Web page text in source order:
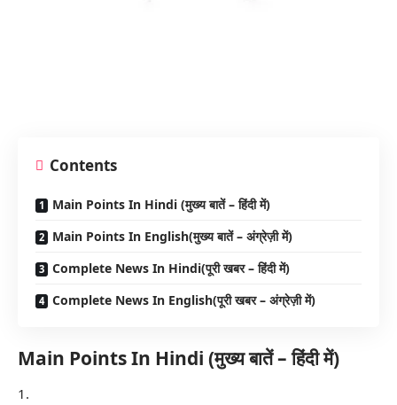
Contents
Main Points In Hindi (मुख्य बातें – हिंदी में)
Main Points In English(मुख्य बातें – अंग्रेज़ी में)
Complete News In Hindi(पूरी खबर – हिंदी में)
Complete News In English(पूरी खबर – अंग्रेज़ी में)
Main Points In Hindi (मुख्य बातें – हिंदी में)